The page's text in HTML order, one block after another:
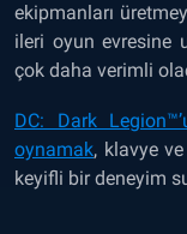
ekipmanları
ileri oyun evresine
çok daha verimli
DC: Dark
oynamak, klavye
keyifli bir deneyim